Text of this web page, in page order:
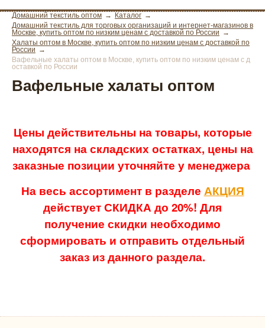
Домашний текстиль оптом
Каталог
Домашний текстиль для торговых организаций и интернет-магазинов в
Москве, купить оптом по низким ценам с доставкой по России
Халаты оптом в Москве, купить оптом по низким ценам с доставкой по
России
Вафельные халаты оптом в Москве, купить оптом по низким ценам с д
оставкой по России
Вафельные халаты оптом
Цены действительны на товары, которые
находятся на складских остатках, цены на
заказные позиции уточняйте у менеджера
На весь ассортимент в разделе АКЦИЯ
действует СКИДКА до 20%! Для
получение скидки необходимо
сформировать и отправить отдельный
заказ из данного раздела.